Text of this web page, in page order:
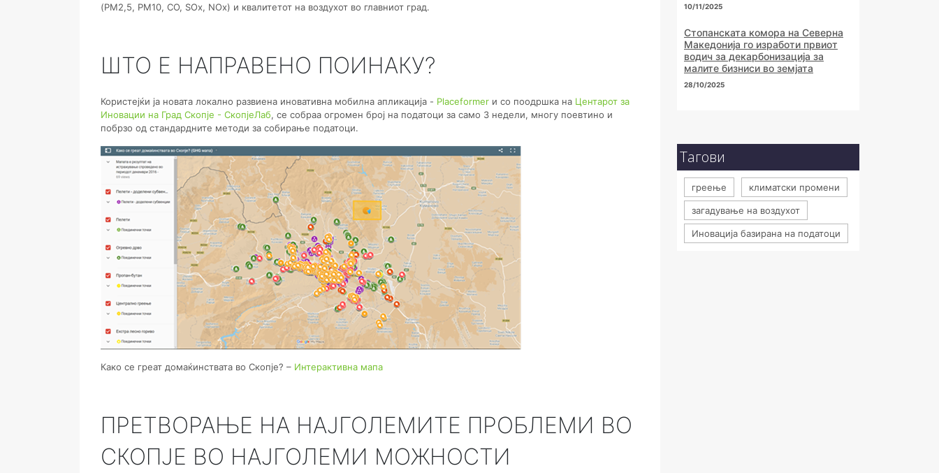
(PM2,5, PM10, CO, SOx, NOx) и квалитетот на воздухот во главниот град.
ШТО Е НАПРАВЕНО ПОИНАКУ?
Користејќи ја новата локално развиена иновативна мобилна апликација - Placeformer и со поодршка на Центарот за
Иновации на Град Скопје - СкопјеЛаб, се собраа огромен број на податоци за само 3 недели, многу поевтино и
побрзо од стандардните методи за собирање податоци.
Како се греат домаќинствата во Скопје? – Интерактивна мапа
ПРЕТВОРАЊЕ НА НАЈГОЛЕМИТЕ ПРОБЛЕМИ ВО
СКОПЈЕ ВО НАЈГОЛЕМИ МОЖНОСТИ
10/11/2025
Стопанската комора на Северна
Македонија го изработи првиот
водич за декарбонизација за
малите бизниси во земјата
28/10/2025
Тагови
греење климатски промени
загадување на воздухот
Иновација базирана на податоци